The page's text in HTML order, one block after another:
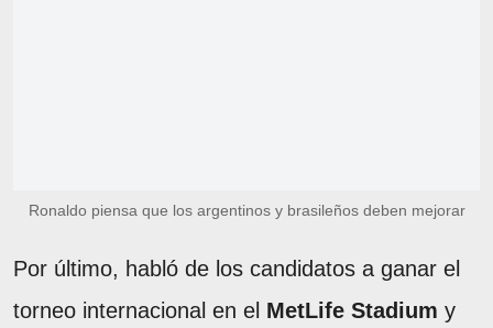
Ronaldo piensa que los argentinos y brasileños deben mejorar
Por último, habló de los candidatos a ganar el
torneo internacional en el MetLife Stadium y